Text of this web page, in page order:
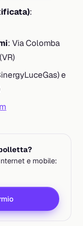
:
: Via Colomba
e
e mobile: